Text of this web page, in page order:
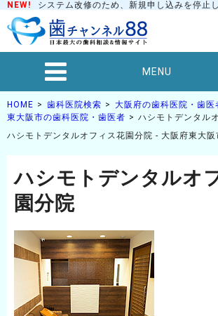
NEW! システム改修のため、新規申し込みを停止
MENU
HOME 歯科医院検索
大阪府の歯科医院・歯医
東大阪市の歯科医院・歯医者
ハシモトデンタル
ハシモトデンタルオフィス花園分院 - 大阪府東大
ハシモトデンタルオ
園分院